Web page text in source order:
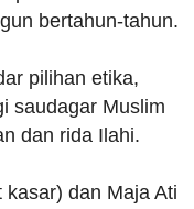
bertahun-tahun.
pilihan etika,
saudagar Muslim
dan rida Ilahi.
dan Maja Ati